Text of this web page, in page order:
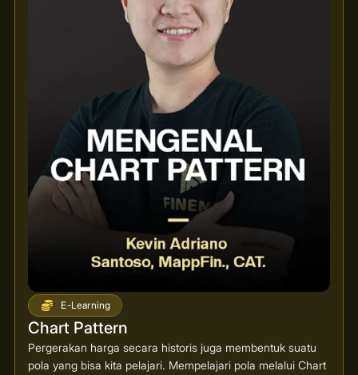
E-Learning
Chart Pattern
Pergerakan harga secara historis juga membentuk suatu
pola yang bisa kita pelajari. Mempelajari pola melalui Chart